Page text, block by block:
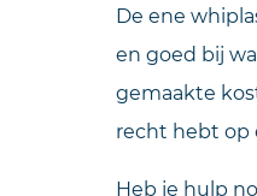
De ene
en goed bij
gemaakte
recht hebt op
Heb je hulp